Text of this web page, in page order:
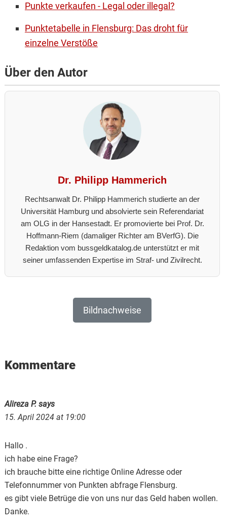
Punkte verkaufen - Legal oder illegal?
Punktetabelle in Flensburg: Das droht für
einzelne Verstöße
Über den Autor
Dr. Philipp Hammerich
Rechtsanwalt Dr. Philipp Hammerich studierte an der
Universität Hamburg und absolvierte sein Referendariat
am OLG in der Hansestadt. Er promovierte bei Prof. Dr.
Hoffmann-Riem (damaliger Richter am BVerfG). Die
Redaktion vom bussgeldkatalog.de unterstützt er mit
seiner umfassenden Expertise im Straf- und Zivilrecht.
Bildnachweise
Reader
Kommentare
Alireza P. says
15. April 2024 at 19:00
Hallo .
ich habe eine Frage?
ich brauche bitte eine richtige Online Adresse oder
Telefonnummer von Punkten abfrage Flensburg.
es gibt viele Betrüge die von uns nur das Geld haben wollen.
Danke.